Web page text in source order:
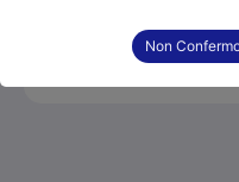
207-208M manico ErgoMax
€48.90
Non